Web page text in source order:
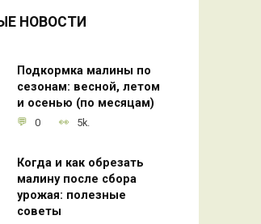
НОВОСТИ
Подкормка малины по
сезонам: весной, летом
и осенью (по месяцам)
0 5k.
Когда и как обрезать
малину после сбора
урожая: полезные
советы